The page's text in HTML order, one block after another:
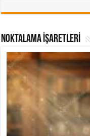
NOKTALAMA İŞARETLERİ